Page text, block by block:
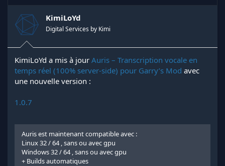
n
s
:
KimiLoYd
Digital Services by Kimi
KimiLoYd a mis à jour Auris – Transcription vocale en
temps réel (100% server-side) pour Garry’s Mod avec
une nouvelle version :
1.0.7
Auris est maintenant compatible avec :
Linux 32 / 64 , sans ou avec gpu
Windows 32 / 64 , sans ou avec gpu
+ Builds automatiques